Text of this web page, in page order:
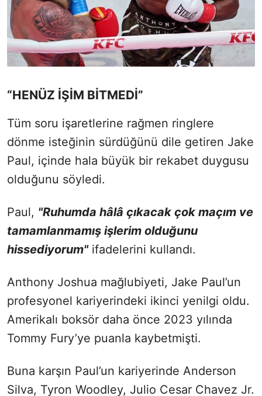
“HENÜZ İŞİM BİTMEDİ”
Tüm soru işaretlerine rağmen ringlere
dönme isteğinin sürdüğünü dile getiren Jake
Paul, içinde hala büyük bir rekabet duygusu
olduğunu söyledi.
Paul, "Ruhumda hâlâ çıkacak çok maçım ve
tamamlanmamış işlerim olduğunu
hissediyorum"ifadelerini kullandı.
Anthony Joshua mağlubiyeti, Jake Paul’un
profesyonel kariyerindeki ikinci yenilgi oldu.
Amerikalı boksör daha önce 2023 yılında
Tommy Fury’ye puanla kaybetmişti.
Buna karşın Paul’un kariyerinde Anderson
Silva, Tyron Woodley, Julio Cesar Chavez Jr.